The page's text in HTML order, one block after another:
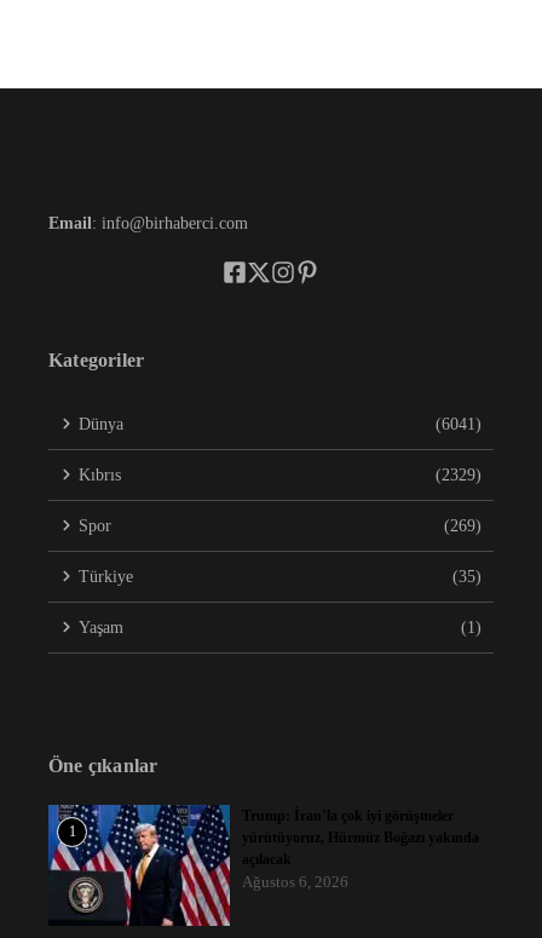
Email : info@birhaberci.com
Kategoriler
Dünya (6041)
Kıbrıs (2329)
Spor (269)
Türkiye (35)
Yaşam (1)
Öne çıkanlar
1
Trump: İran’la çok iyi görüşmeler
yürütüyoruz, Hürmüz Boğazı yakında
açılacak
Ağustos 6, 2026